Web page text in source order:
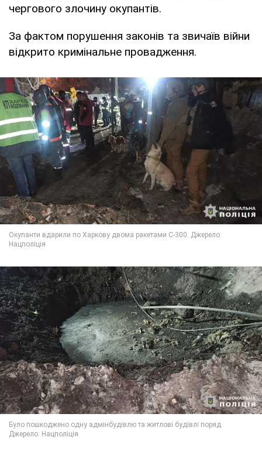
чергового злочину окупантів.
За фактом порушення законів та звичаїв війни
відкрито кримінальне провадження.